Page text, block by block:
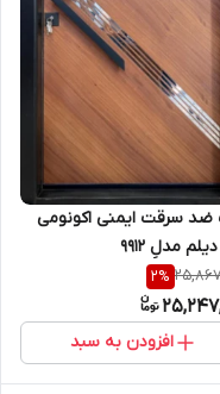
ضد سرقت ایمنی اکونومی
مدلِ 9912
2%
افزودن به سبد